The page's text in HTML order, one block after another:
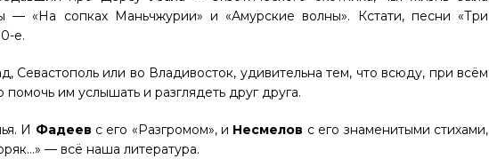
«На сопках Маньчжурии» и «Амурские волны». Кстати, песни «Три
е.
Севастополь или во Владивосток, удивительна тем, что всюду, при всём
им услышать и разглядеть друг друга.
И Фадеев с его «Разгромом», и Несмелов с его знаменитыми стихами,
— всё наша литература.